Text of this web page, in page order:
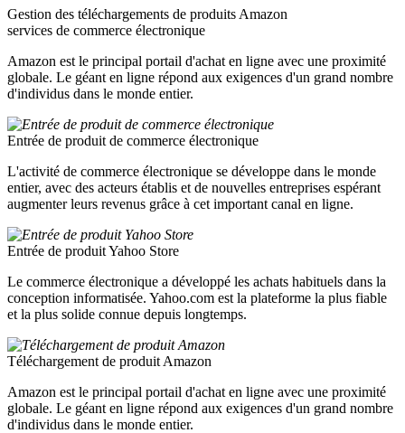
Gestion des téléchargements de produits Amazon
services de commerce électronique
Amazon est le principal portail d'achat en ligne avec une proximité
globale. Le géant en ligne répond aux exigences d'un grand nombre
d'individus dans le monde entier.
Entrée de produit de commerce électronique
L'activité de commerce électronique se développe dans le monde
entier, avec des acteurs établis et de nouvelles entreprises espérant
augmenter leurs revenus grâce à cet important canal en ligne.
Entrée de produit Yahoo Store
Le commerce électronique a développé les achats habituels dans la
conception informatisée. Yahoo.com est la plateforme la plus fiable
et la plus solide connue depuis longtemps.
Téléchargement de produit Amazon
Amazon est le principal portail d'achat en ligne avec une proximité
globale. Le géant en ligne répond aux exigences d'un grand nombre
d'individus dans le monde entier.